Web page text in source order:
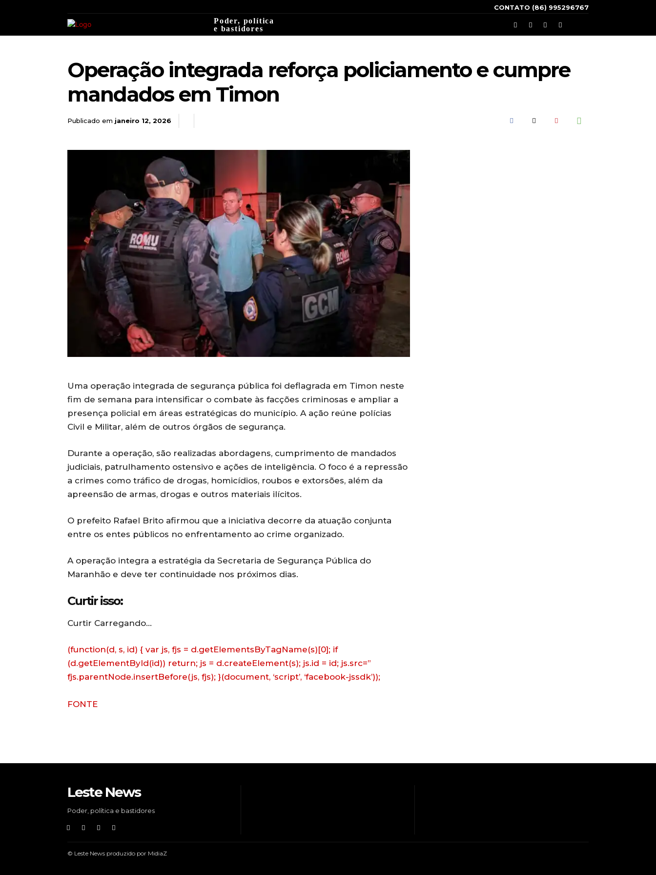
CONTATO (86) 995296767
Poder, política
e bastidores
Operação integrada reforça policiamento e cumpre
mandados em Timon
Publicado em janeiro 12, 2026
Uma operação integrada de segurança pública foi deflagrada em Timon neste
fim de semana para intensificar o combate às facções criminosas e ampliar a
presença policial em áreas estratégicas do município. A ação reúne polícias
Civil e Militar, além de outros órgãos de segurança.
Durante a operação, são realizadas abordagens, cumprimento de mandados
judiciais, patrulhamento ostensivo e ações de inteligência. O foco é a repressão
a crimes como tráfico de drogas, homicídios, roubos e extorsões, além da
apreensão de armas, drogas e outros materiais ilícitos.
O prefeito Rafael Brito afirmou que a iniciativa decorre da atuação conjunta
entre os entes públicos no enfrentamento ao crime organizado.
A operação integra a estratégia da Secretaria de Segurança Pública do
Maranhão e deve ter continuidade nos próximos dias.
Curtir isso:
Curtir Carregando…
(function(d, s, id) { var js, fjs = d.getElementsByTagName(s)[0]; if
(d.getElementById(id)) return; js = d.createElement(s); js.id = id; js.src=”
fjs.parentNode.insertBefore(js, fjs); }(document, ‘script’, ‘facebook-jssdk’));
FONTE
Leste News
Poder, política e bastidores
© Leste News produzido por MidiaZ